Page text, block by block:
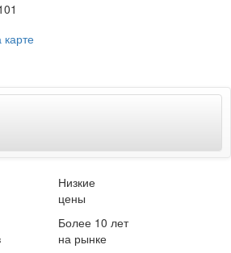
карте
Низкие
цены
Более 10 лет
на рынке